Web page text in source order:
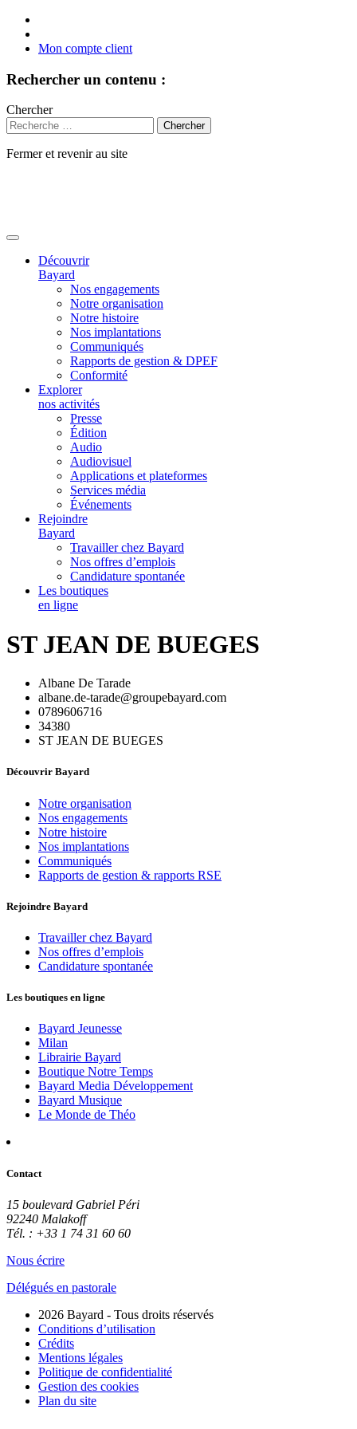
Mon compte client
Rechercher un contenu :
Chercher
Fermer et revenir au site
Découvrir
Bayard
Nos engagements
Notre organisation
Notre histoire
Nos implantations
Communiqués
Rapports de gestion & DPEF
Conformité
Explorer
nos activités
Presse
Édition
Audio
Audiovisuel
Applications et plateformes
Services média
Événements
Rejoindre
Bayard
Travailler chez Bayard
Nos offres d’emplois
Candidature spontanée
Les boutiques
en ligne
ST JEAN DE BUEGES
Albane De Tarade
albane.de-tarade@groupebayard.com
0789606716
34380
ST JEAN DE BUEGES
Découvrir Bayard
Notre organisation
Nos engagements
Notre histoire
Nos implantations
Communiqués
Rapports de gestion & rapports RSE
Rejoindre Bayard
Travailler chez Bayard
Nos offres d’emplois
Candidature spontanée
Les boutiques en ligne
Bayard Jeunesse
Milan
Librairie Bayard
Boutique Notre Temps
Bayard Media Développement
Bayard Musique
Le Monde de Théo
Contact
15 boulevard Gabriel Péri
92240 Malakoff
Tél. : +33 1 74 31 60 60
Nous écrire
Délégués en pastorale
2026 Bayard - Tous droits réservés
Conditions d’utilisation
Crédits
Mentions légales
Politique de confidentialité
Gestion des cookies
Plan du site